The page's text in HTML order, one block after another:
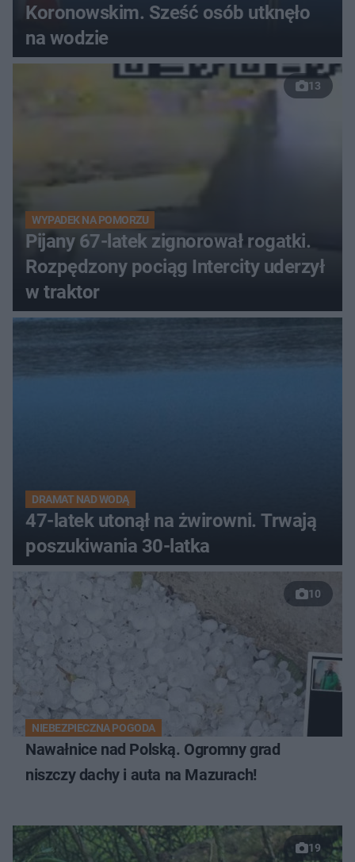
Koronowskim. Sześć osób utknęło
na wodzie
13
WYPADEK NA POMORZU
Pijany 67-latek zignorował rogatki.
Rozpędzony pociąg Intercity uderzył
w traktor
DRAMAT NAD WODĄ
47-latek utonął na żwirowni. Trwają
poszukiwania 30-latka
10
NIEBEZPIECZNA POGODA
Nawałnice nad Polską. Ogromny grad
niszczy dachy i auta na Mazurach!
19